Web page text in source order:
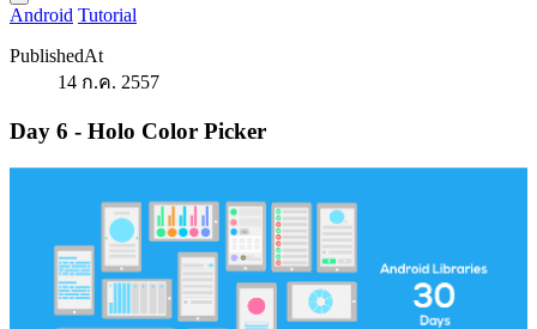
Android Tutorial
PublishedAt
14 ก.ค. 2557
Day 6 - Holo Color Picker